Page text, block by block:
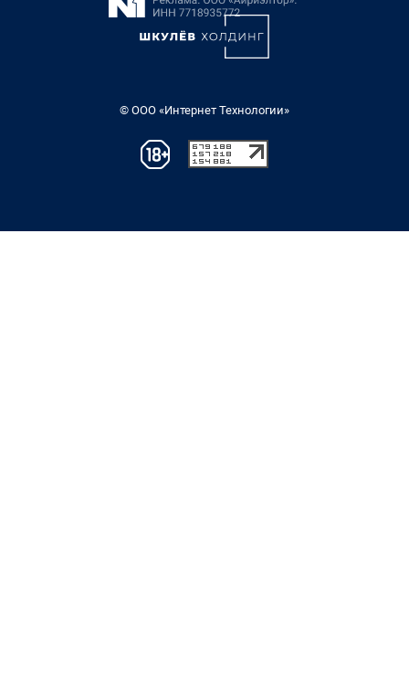
© ООО «Интернет Технологии»